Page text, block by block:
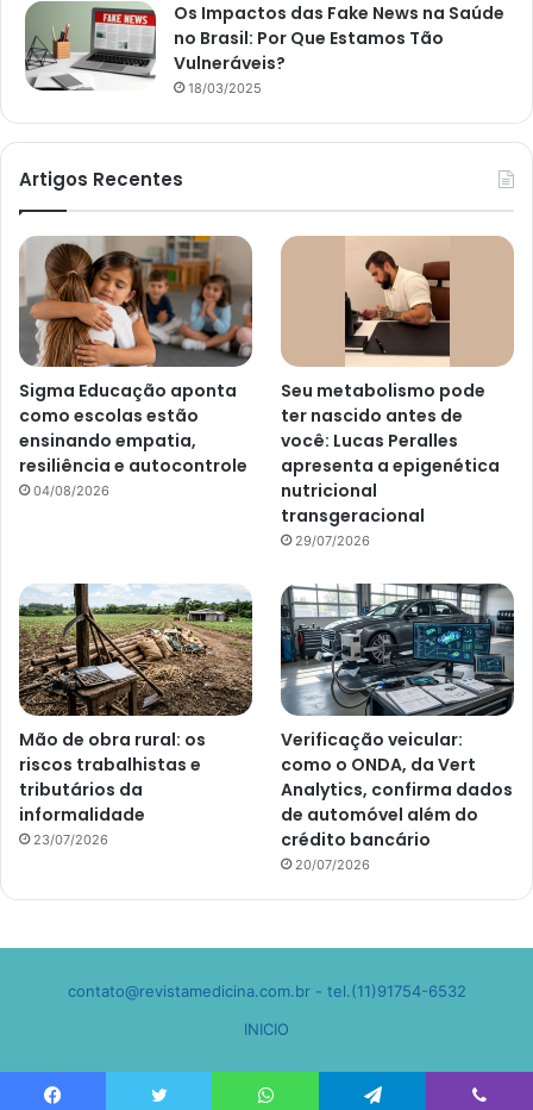
Os Impactos das Fake News na Saúde
no Brasil: Por Que Estamos Tão
Vulneráveis?
18/03/2025
Artigos Recentes
Sigma Educação aponta
como escolas estão
ensinando empatia,
resiliência e autocontrole
04/08/2026
Seu metabolismo pode
ter nascido antes de
você: Lucas Peralles
apresenta a epigenética
nutricional
transgeracional
29/07/2026
Mão de obra rural: os
riscos trabalhistas e
tributários da
informalidade
23/07/2026
Verificação veicular:
como o ONDA, da Vert
Analytics, confirma dados
de automóvel além do
crédito bancário
20/07/2026
contato@revistamedicina.com.br- tel.(11)91754-6532
INICIO